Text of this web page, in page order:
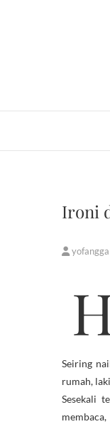
Ironi
yofangga
Hujan nampaknya belum lama berhenti ketika pagi pertama
Seiring
rumah,
Sesekali